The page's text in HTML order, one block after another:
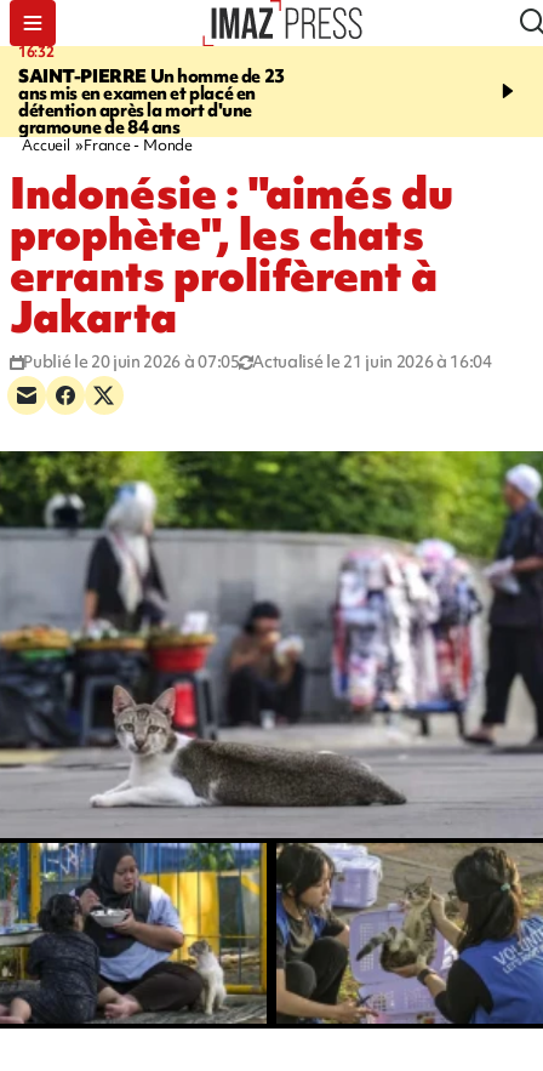
16:32
SAINT-PIERREUn homme de 23
ans mis en examen et placé en
détention après la mort d'une
gramoune de 84 ans
21:08
et Turquie scellent un
Accueil France - Monde
Indonésie : "aimés du
prophète", les chats
errants prolifèrent à
Jakarta
Publié le 20 juin 2026 à 07:05 Actualisé le 21 juin 2026 à 16:04